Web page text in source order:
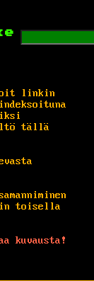
linkin
tällä
toisella
kuvausta!